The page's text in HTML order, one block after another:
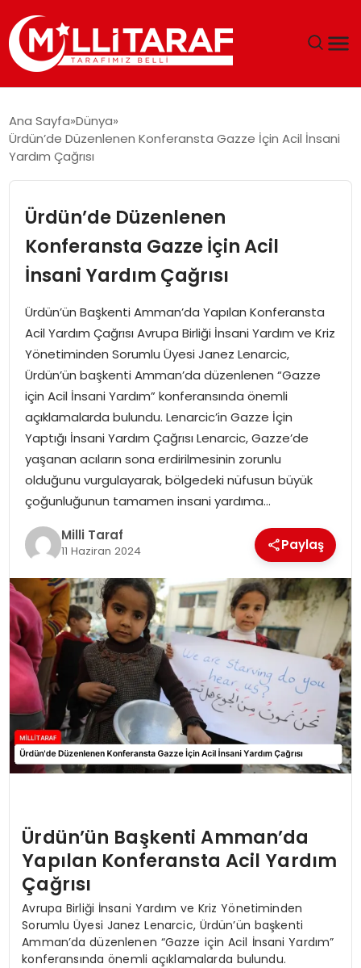
ÖZEL SAYFALAR
SPOR
SIYASET
MAGAZIN
Ana Sayfa Dünya
Ürdün’de Düzenlenen Konferansta Gazze İçin Acil İnsani
Yardım Çağrısı
Ürdün’de Düzenlenen
Konferansta Gazze İçin Acil
İnsani Yardım Çağrısı
Ürdün’ün Başkenti Amman’da Yapılan Konferansta
Acil Yardım Çağrısı Avrupa Birliği İnsani Yardım ve Kriz
Yönetiminden Sorumlu Üyesi Janez Lenarcic,
Ürdün’ün başkenti Amman’da düzenlenen “Gazze
için Acil İnsani Yardım” konferansında önemli
açıklamalarda bulundu. Lenarcic’in Gazze İçin
Yaptığı İnsani Yardım Çağrısı Lenarcic, Gazze’de
yaşanan acıların sona erdirilmesinin zorunlu
olduğunu vurgulayarak, bölgedeki nüfusun büyük
çoğunluğunun tamamen insani yardıma…
Milli Taraf
11 Haziran 2024 Paylaş
Ürdün’ün Başkenti Amman’da
Yapılan Konferansta Acil Yardım
Çağrısı
Avrupa Birliği İnsani Yardım ve Kriz Yönetiminden
Sorumlu Üyesi Janez Lenarcic, Ürdün’ün başkenti
Amman’da düzenlenen “Gazze için Acil İnsani Yardım”
konferansında önemli açıklamalarda bulundu.